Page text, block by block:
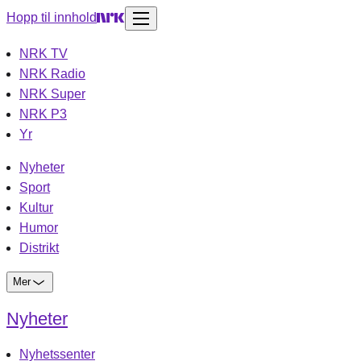
Hopp til innhold
NRK TV
NRK Radio
NRK Super
NRK P3
Yr
Nyheter
Sport
Kultur
Humor
Distrikt
Mer
Nyheter
Nyhetssenter